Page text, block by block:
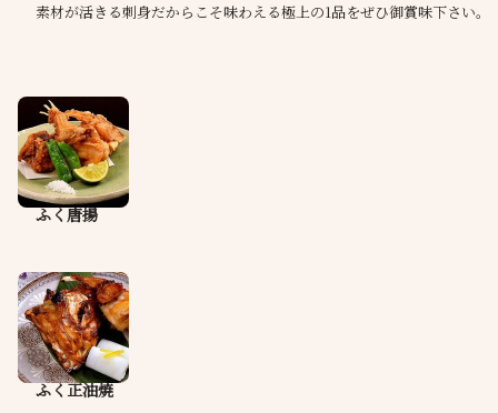
素材が活きる刺身だからこそ味わえる極上の1品をぜひ御賞味下さい。
ふく唐揚
ふく正油焼